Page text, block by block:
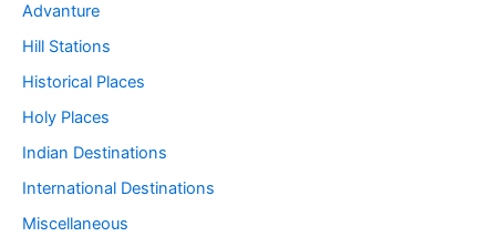
Advanture
Hill Stations
Historical Places
Holy Places
Indian Destinations
International Destinations
Miscellaneous